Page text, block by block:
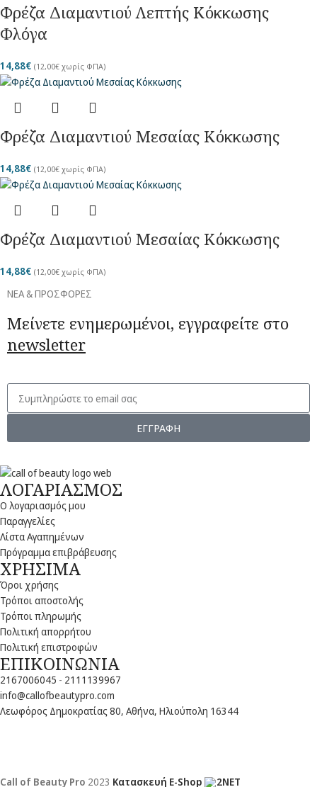
Φρέζα Διαμαντιού Λεπτής Κόκκωσης
Φλόγα
14,88€ (12,00€ χωρίς ΦΠΑ)
Φρέζα Διαμαντιού Μεσαίας Κόκκωσης
14,88€ (12,00€ χωρίς ΦΠΑ)
Φρέζα Διαμαντιού Μεσαίας Κόκκωσης
14,88€ (12,00€ χωρίς ΦΠΑ)
ΝΕΑ & ΠΡΟΣΦΟΡΕΣ
Μείνετε ενημερωμένοι, εγγραφείτε στο
newsletter
ΕΓΓΡΑΦΗ
ΛΟΓΑΡΙΑΣΜΟΣ
Ο λογαριασμός μου
Παραγγελίες
Λίστα Αγαπημένων
Πρόγραμμα επιβράβευσης
ΧΡΗΣΙΜΑ
Όροι χρήσης
Τρόποι αποστολής
Τρόποι πληρωμής
Πολιτική απορρήτου
Πολιτική επιστροφών
ΕΠΙΚΟΙΝΩΝΙΑ
2167006045 - 2111139967
info@callofbeautypro.com
Λεωφόρος Δημοκρατίας 80, Αθήνα, Ηλιούπολη 16344
Call of Beauty Pro 2023 Κατασκευή E-Shop 2NET